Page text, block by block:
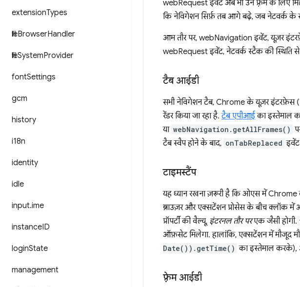
extensionTypes
fileBrowserHandler
fileSystemProvider
fontSettings
gcm
history
i18n
identity
idle
input.ime
instanceID
loginState
management
webRequest इवेंट अब भी उन फ़्रेम के लिए
कि नेविगेशन सिर्फ़ तब आगे बढ़े, जब नेटवर्क के
आम तौर पर, webNavigation इवेंट, यूज़र
webRequest इवेंट, नेटवर्क स्टैक की स्थिति से
टैब आईडी
सभी नेविगेशन टैब, Chrome के यूज़र इंटरफ़ेस
रेंडर किया जा रहा है.टैब एपीआईका इस्तेमाल
या webNavigation.getAllFrames()
टैब स्वैप होने के बाद, onTabReplaced इवेंट
टाइमस्टैंप
यह ध्यान रखना ज़रूरी है कि ओएस में
ब्राउज़र और एक्सटेंशन प्रोसेस के बीच क्लॉक
प्रॉपर्टी की वैल्यू, इंटरनल तौर परएक जैसी होगी.
ऑफ़सेट मिलेगा. हालांकि, एक्सटेंशन में मौजूद
Date()).getTime() का इस्तेमाल
फ़्रेम आईडी